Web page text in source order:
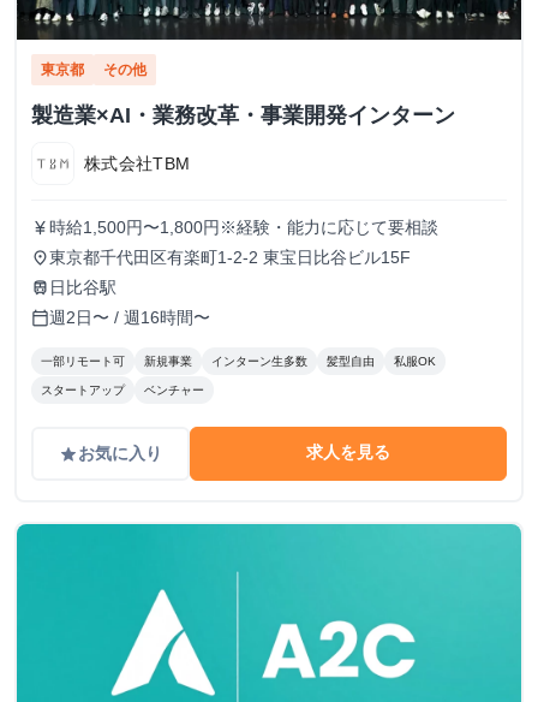
東京都 その他
製造業×AI・業務改革・事業開発インターン
株式会社TBM
currency_yen 時給1,500円〜1,800円※経験・能力に応じて要相談
place東京都千代田区有楽町1-2-2 東宝日比谷ビル15F
train 日比谷駅
calendar_today週2日〜 / 週16時間〜
一部リモート可 新規事業 インターン生多数 髪型自由 私服OK
スタートアップ ベンチャー
gradeお気に入り 求人を見る